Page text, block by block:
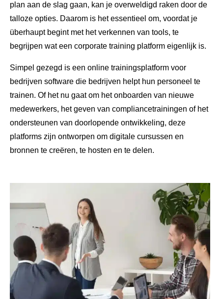
plan aan de slag gaan, kan je overweldigd raken door de
talloze opties. Daarom is het essentieel om, voordat je
überhaupt begint met het verkennen van tools, te
begrijpen wat een corporate training platform eigenlijk is.
Simpel gezegd is een online trainingsplatform voor
bedrijven software die bedrijven helpt hun personeel te
trainen. Of het nu gaat om het onboarden van nieuwe
medewerkers, het geven van compliancetrainingen of het
ondersteunen van doorlopende ontwikkeling, deze
platforms zijn ontworpen om digitale cursussen en
bronnen te creëren, te hosten en te delen.